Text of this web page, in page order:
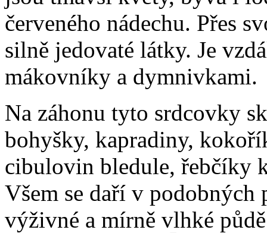
červeného nádechu. Přes
silně jedovaté látky. Je
mákovníky a dymnivkami.
Na záhonu tyto srdcovky
bohyšky, kapradiny,
cibulovin bledule, řebčíky
Všem se daří v podobných
výživné a mírně vlhké